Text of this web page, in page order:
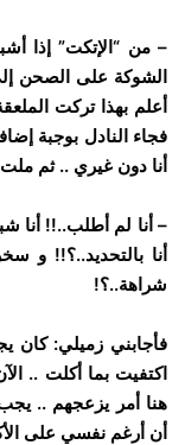
– من “الإتكت” إذا
الشوكة على الصحن
أعلم بهذا تركت
فجاء النادل بوجبة
أنا دون غيري .. ثم
– أنا لم أطلب..!! أنا
أنا بالتحديد..؟!! و
شراهة..؟!
فأجابني زميلي: كان
اكتفيت بما أكلت ..
هنا أمر يزعجهم ..
أن أرغم نفسي على